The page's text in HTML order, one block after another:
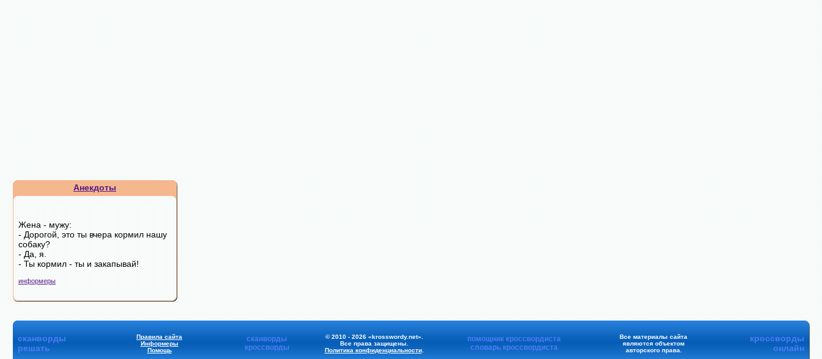
Анекдоты
Жена - мужу:
- Дорогой, это ты вчера кормил нашу
собаку?
- Да, я.
- Ты кормил - ты и закапывай!
информеры
сканворды
решать
Правила сайта
Информеры
Помощь
сканворды
кроссворды
© 2010 - 2026 «krosswordy.net».
Все права защищены.
Политика конфиденциальности.
помощник кроссвордиста
словарь кроссвордиста
Все материалы сайта
являются объектом
авторского права.
кроссворды
онлайн